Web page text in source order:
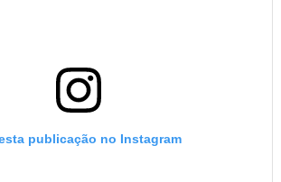
publicação no Instagram